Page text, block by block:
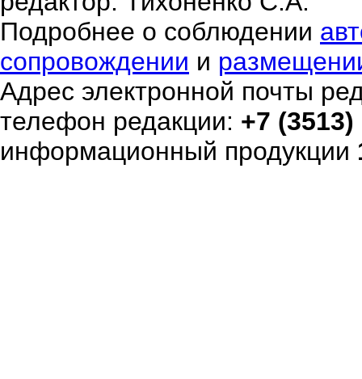
Подробнее о соблюдении
сопровождении и
Адрес электронной почты
телефон редакции: +7
информационный продукции